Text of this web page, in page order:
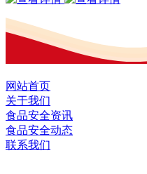
网站首页
关于我们
食品安全资讯
食品安全动态
联系我们